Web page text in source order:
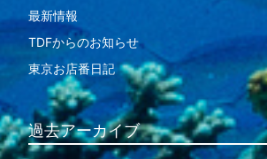
最新情報
TDFからのお知らせ
東京お店番日記
過去アーカイブ